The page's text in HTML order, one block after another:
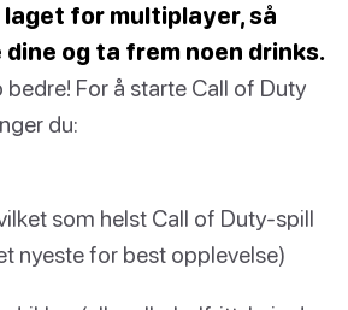
for multiplayer, så
og ta frem noen drinks.
bedre! For å starte Call of Duty
du:
som helst Call of Duty-spill
nyeste for best opplevelse)